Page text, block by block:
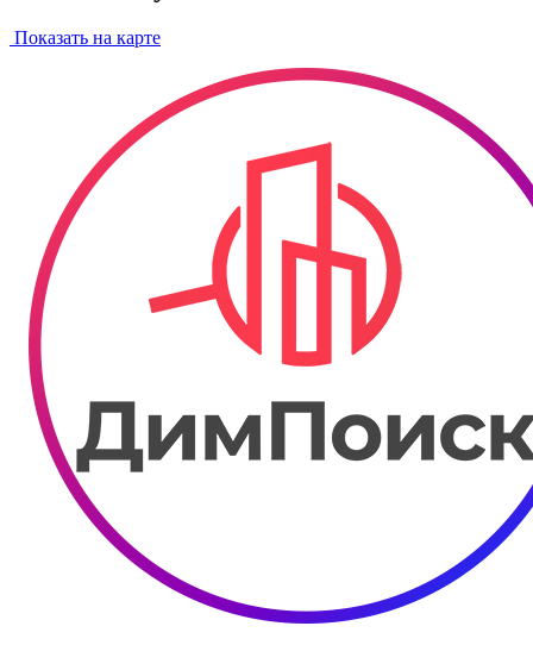
Показать на карте